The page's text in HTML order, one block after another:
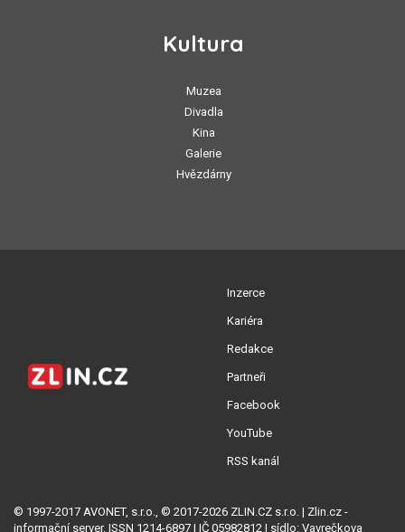
Kultura
Muzea
Divadla
Kina
Galerie
Hvězdárny
Inzerce
Kariéra
Redakce
Partneři
Facebook
YouTube
RSS kanál
© 1997-2017 AVONET, s.r.o., © 2017-2026 ZLIN.CZ s.r.o. | Zlin.cz -
informační server, ISSN 1214-6897 | IČ 05982812 | sídlo: Vavrečkova